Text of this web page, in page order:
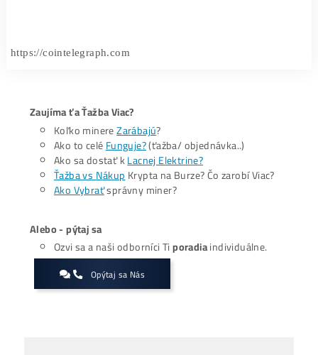
zákona, pokiaľ nebudú v rozpore s prístupom
Zaujíma ťa Ťažba Viac?
Koľko minereZarábajú